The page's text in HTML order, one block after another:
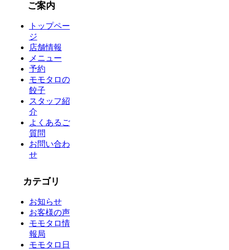
ご案内
トップペー
ジ
店舗情報
メニュー
予約
モモタロの
餃子
スタッフ紹
介
よくあるご
質問
お問い合わ
せ
カテゴリ
お知らせ
お客様の声
モモタロ情
報局
モモタロ日